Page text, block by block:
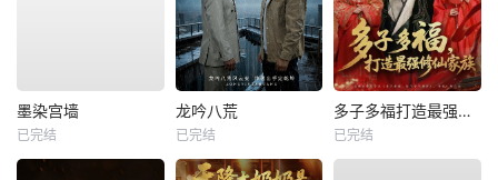
墨染宫墙
已完结
龙吟八荒
已完结
多子多福打造最强修仙家族
已完结